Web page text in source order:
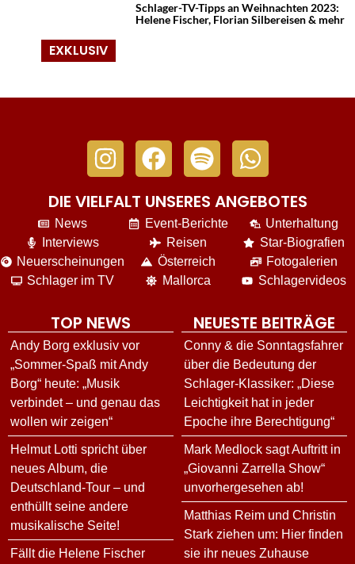
Schlager-TV-Tipps an Weihnachten 2023:
Helene Fischer, Florian Silbereisen & mehr
DIE VIELFALT UNSERES ANGEBOTES
News
Interviews
Neuerscheinungen
Schlager im TV
Event-Berichte
Reisen
Österreich
Mallorca
Unterhaltung
Star-Biografien
Fotogalerien
Schlagervideos
TOP NEWS
Andy Borg exklusiv vor
„Sommer-Spaß mit Andy
Borg“ heute: „Musik
verbindet – und genau das
wollen wir zeigen“
Helmut Lotti spricht über
neues Album, die
Deutschland-Tour – und
enthüllt seine andere
musikalische Seite!
Fällt die Helene Fischer
NEUESTE BEITRÄGE
Conny & die Sonntagsfahrer
über die Bedeutung der
Schlager-Klassiker: „Diese
Leichtigkeit hat in jeder
Epoche ihre Berechtigung“
Mark Medlock sagt Auftritt in
„Giovanni Zarrella Show“
unvorhergesehen ab!
Matthias Reim und Christin
Stark ziehen um: Hier finden
sie ihr neues Zuhause